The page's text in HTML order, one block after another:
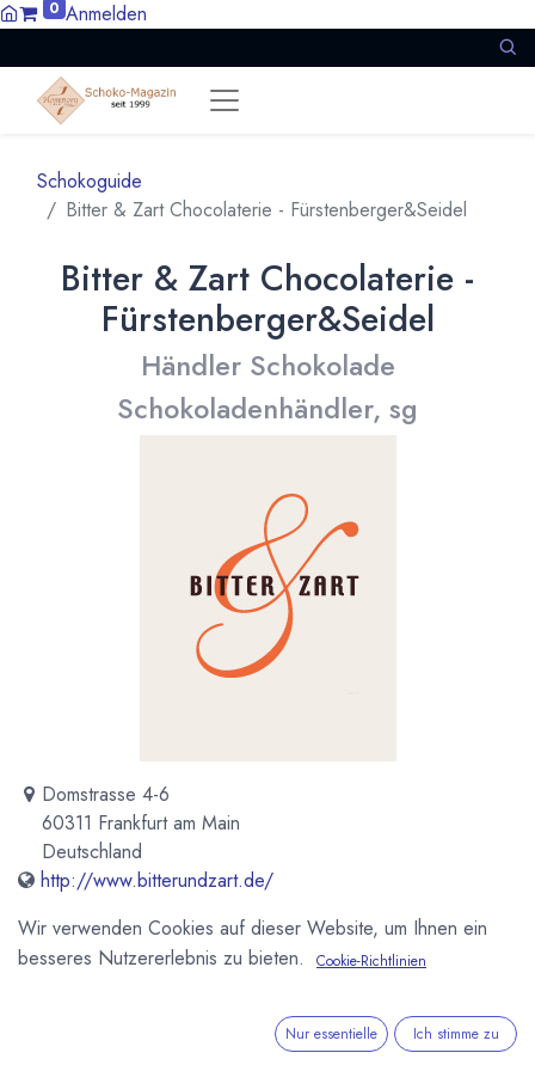
0 Anmelden
Schokoguide
Bitter & Zart Chocolaterie - Fürstenberger&Seidel
Bitter & Zart Chocolaterie -
Fürstenberger&Seidel
Händler Schokolade
Schokoladenhändler, sg
Domstrasse 4-6
60311 Frankfurt am Main
Deutschland
http://www.bitterundzart.de/
Wir verwenden Cookies auf dieser Website, um Ihnen ein
besseres Nutzererlebnis zu bieten.
Cookie-Richtlinien
Nur essentielle Ich stimme zu